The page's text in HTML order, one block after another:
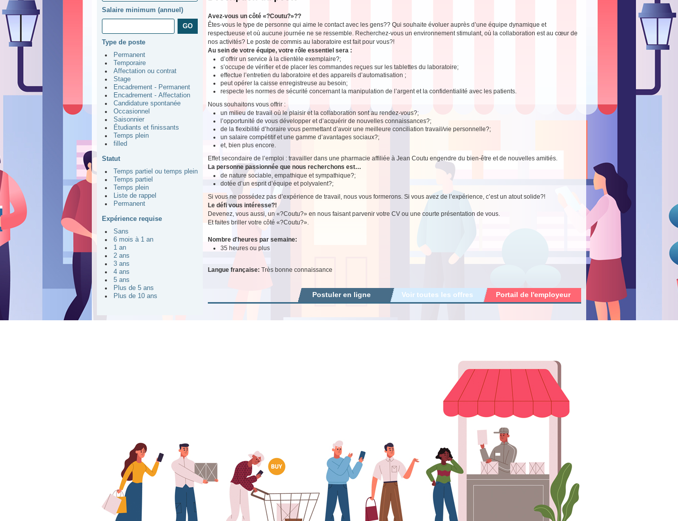
Salaire minimum (annuel)
Type de poste
Permanent
Temporaire
Affectation ou contrat
Stage
Encadrement - Permanent
Encadrement - Affectation
Candidature spontanée
Occasionnel
Saisonnier
Étudiants et finissants
Temps plein
filled
Statut
Temps partiel ou temps plein
Temps partiel
Temps plein
Liste de rappel
Permanent
Expérience requise
Sans
6 mois à 1 an
1 an
2 ans
3 ans
4 ans
5 ans
Plus de 5 ans
Plus de 10 ans
Avez-vous un côté «?Coutu?»??
Êtes-vous le type de personne qui aime le contact avec les gens?? Qui souhaite évoluer auprès d’une équipe dynamique et
respectueuse et où aucune journée ne se ressemble. Recherchez-vous un environnement stimulant, où la collaboration est au cœur de
nos activités? Le poste de commis au laboratoire est fait pour vous?!
Au sein de votre équipe, votre rôle essentiel sera :
d’offrir un service à la clientèle exemplaire?;
s’occupe de vérifier et de placer les commandes reçues sur les tablettes du laboratoire;
effectue l’entretien du laboratoire et des appareils d’automatisation ;
peut opérer la caisse enregistreuse au besoin;
respecte les normes de sécurité concernant la manipulation de l’argent et la confidentialité avec les patients.
Nous souhaitons vous offrir :
un milieu de travail où le plaisir et la collaboration sont au rendez-vous?;
l’opportunité de vous développer et d’acquérir de nouvelles connaissances?;
de la flexibilité d’horaire vous permettant d’avoir une meilleure conciliation travail/vie personnelle?;
un salaire compétitif et une gamme d’avantages sociaux?;
et, bien plus encore.
Effet secondaire de l’emploi : travailler dans une pharmacie affiliée à Jean Coutu engendre du bien-être et de nouvelles amitiés.
La personne passionnée que nous recherchons est…
de nature sociable, empathique et sympathique?;
dotée d’un esprit d’équipe et polyvalent?;
Si vous ne possédez pas d’expérience de travail, nous vous formerons. Si vous avez de l’expérience, c’est un atout solide?!
Le défi vous intéresse?!
Devenez, vous aussi, un «?Coutu?» en nous faisant parvenir votre CV ou une courte présentation de vous.
Et faites briller votre côté «?Coutu?».
Nombre d'heures par semaine:
35 heures ou plus
Langue française: Très bonne connaissance
Portail de l'employeur
Voir toutes les offres
Postuler en ligne